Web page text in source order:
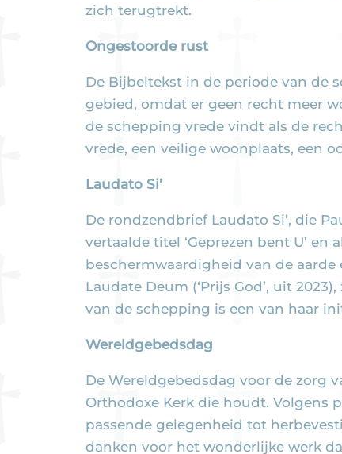
zich terugtrekt.
Ongestoorde rust
De Bijbeltekst in de periode van de
gebied, omdat er geen recht meer
de schepping vrede vindt als de
vrede, een veilige woonplaats, een
Laudato Si’
De rondzendbrief Laudato Si’, die
vertaalde titel ‘Geprezen bent U’
beschermwaardigheid van de aarde
Laudate Deum (‘Prijs God’, uit
van de schepping is een van haar
Wereldgebedsdag
De Wereldgebedsdag voor de zorg
Orthodoxe Kerk die houdt. Volgens
passende gelegenheid tot
danken voor het wonderlijke werk